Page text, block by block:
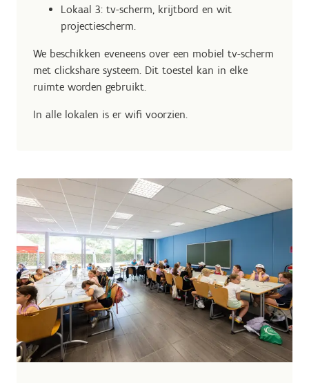
Lokaal 3: tv-scherm, krijtbord en wit
projectiescherm.
We beschikken eveneens over een mobiel tv-scherm
met clickshare systeem. Dit toestel kan in elke
ruimte worden gebruikt.
In alle lokalen is er wifi voorzien.